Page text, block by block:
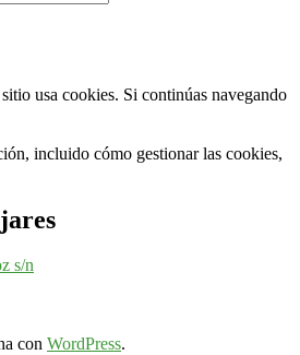
usa cookies. Si continúas navegando
incluido cómo gestionar las cookies,
s/n
con WordPress.